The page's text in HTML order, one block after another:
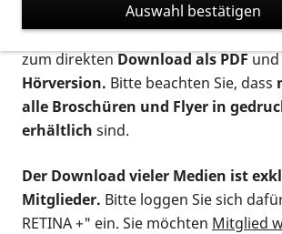
verschiedenen Formaten angeboten:
postalischen Bestellung als
zum direktenDownload als PDFund
Hörversion. Bitte beachten Sie, dass
alle Broschüren und Flyer in
erhältlich sind.
Der Download vieler Medien ist
Mitglieder. Bitte loggen Sie sich
RETINA +" ein. Sie möchten Mitglied
Auswahl bestätigen